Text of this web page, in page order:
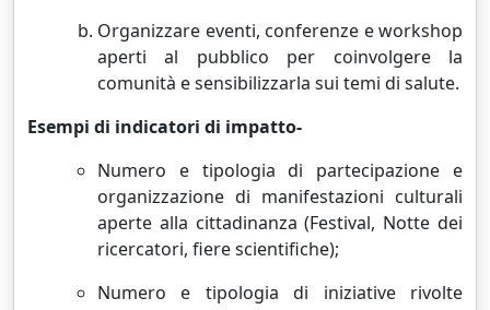
Organizzare eventi, conferenze e workshop
aperti al pubblico per coinvolgere la
comunità e sensibilizzarla sui temi di salute.
Esempi di indicatori di impatto-
Numero e tipologia di partecipazione e
organizzazione di manifestazioni culturali
aperte alla cittadinanza (Festival, Notte dei
ricercatori, fiere scientifiche);
Numero e tipologia di iniziative rivolte